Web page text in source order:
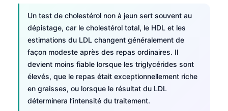
Un test de cholestérol non à jeun sert souvent au
dépistage, car le cholestérol total, le HDL et les
estimations du LDL changent généralement de
façon modeste après des repas ordinaires. Il
devient moins fiable lorsque les triglycérides sont
élevés, que le repas était exceptionnellement riche
en graisses, ou lorsque le résultat du LDL
déterminera l’intensité du traitement.
Kiswahili
አማርኛ
Українська
O‘zbekcha
Català
Қазақ тілі